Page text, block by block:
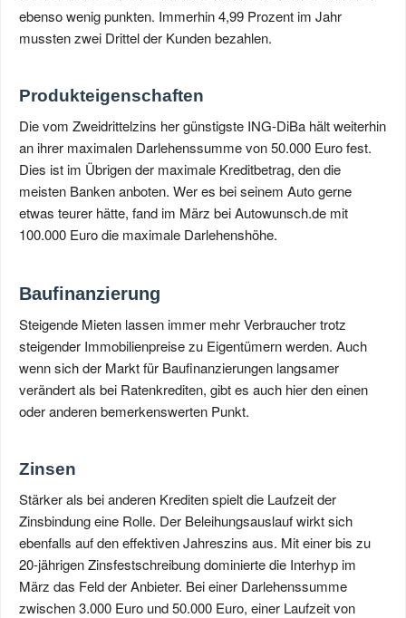
ebenso wenig punkten. Immerhin 4,99 Prozent im Jahr
mussten zwei Drittel der Kunden bezahlen.
Produkteigenschaften
Die vom Zweidrittelzins her günstigste ING-DiBa hält weiterhin
an ihrer maximalen Darlehenssumme von 50.000 Euro fest.
Dies ist im Übrigen der maximale Kreditbetrag, den die
meisten Banken anboten. Wer es bei seinem Auto gerne
etwas teurer hätte, fand im März bei Autowunsch.de mit
100.000 Euro die maximale Darlehenshöhe.
Baufinanzierung
Steigende Mieten lassen immer mehr Verbraucher trotz
steigender Immobilienpreise zu Eigentümern werden. Auch
wenn sich der Markt für Baufinanzierungen langsamer
verändert als bei Ratenkrediten, gibt es auch hier den einen
oder anderen bemerkenswerten Punkt.
Zinsen
Stärker als bei anderen Krediten spielt die Laufzeit der
Zinsbindung eine Rolle. Der Beleihungsauslauf wirkt sich
ebenfalls auf den effektiven Jahreszins aus. Mit einer bis zu
20-jährigen Zinsfestschreibung dominierte die Interhyp im
März das Feld der Anbieter. Bei einer Darlehenssumme
zwischen 3.000 Euro und 50.000 Euro, einer Laufzeit von